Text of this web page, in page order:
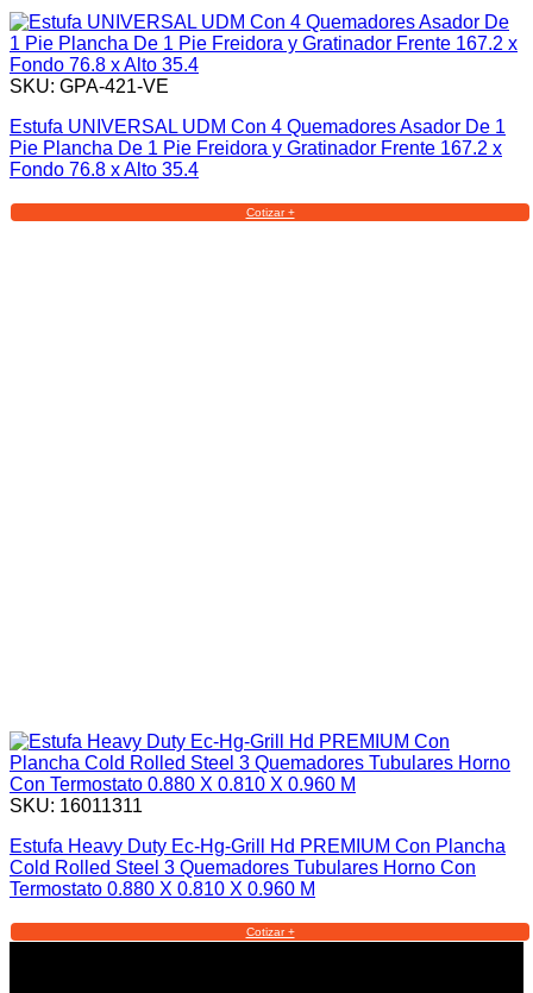
SKU: GPA-421-VE
Estufa UNIVERSAL UDM Con 4 Quemadores Asador De 1
Pie Plancha De 1 Pie Freidora y Gratinador Frente 167.2 x
Fondo 76.8 x Alto 35.4
Cotizar +
SKU: 16011311
Estufa Heavy Duty Ec-Hg-Grill Hd PREMIUM Con Plancha
Cold Rolled Steel 3 Quemadores Tubulares Horno Con
Termostato 0.880 X 0.810 X 0.960 M
Cotizar +